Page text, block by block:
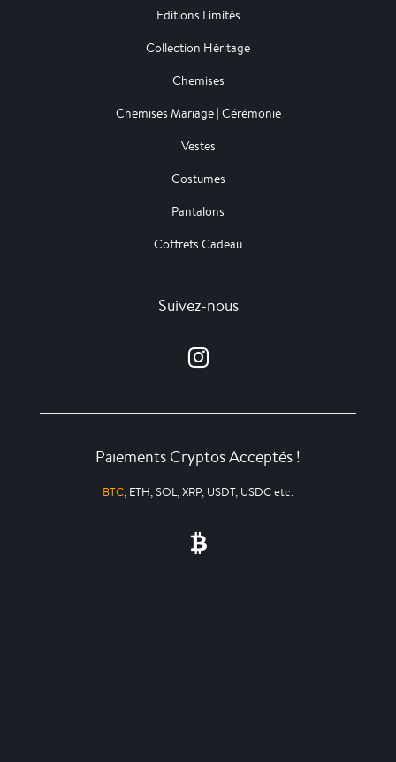
Editions Limités
Collection Héritage
Chemises
Chemises Mariage | Cérémonie
Vestes
Costumes
Pantalons
Coffrets Cadeau
Suivez-nous
Paiements Cryptos Acceptés !
BTC, ETH, SOL, XRP, USDT, USDC etc.